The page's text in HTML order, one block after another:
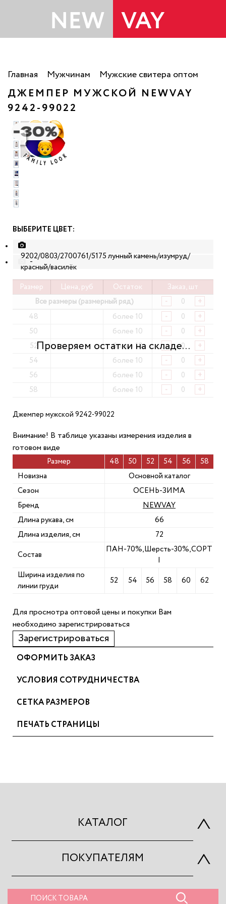
Главная Мужчинам Мужские свитера оптом
ДЖЕМПЕР МУЖСКОЙ NEWVAY
9242-99022
Для просмотра оптовой цены и покупки Вам
необходимо зарегистрироваться
Зарегистрироваться
ВЫБЕРИТЕ ЦВЕТ:
9202/0803/2700761/5175 лунный камень/изумруд/
красный/василёк
-
Размер Цена, руб Остаток
Заказ, шт
Все размеры (размерный ряд)
- +
48 более 10 - +
50 более 10 - +
52 более 10 - +
54 более 10 - +
56 более 10 - +
58 более 10 - +
Джемпер мужской 9242-99022
Внимание! В таблице указаны измерения изделия в
готовом виде
Размер 48 50 52 54 56
58
Новизна
Основной каталог
Сезон
ОСЕНЬ-ЗИМА
Бренд
NEWVAY
Длина рукава, см
66
Длина изделия, см
72
Состав
ПАН-70%,Шерсть-30%,СОРТ
Ширина изделия по
линии груди
52 54 56 58 60 62
ОФОРМИТЬ ЗАКАЗ
УСЛОВИЯ СОТРУДНИЧЕСТВА
СЕТКА РАЗМЕРОВ
ПЕЧАТЬ СТРАНИЦЫ
КАТАЛОГ
ПОКУПАТЕЛЯМ